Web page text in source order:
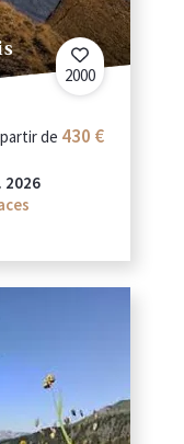
2000
de 430
2026